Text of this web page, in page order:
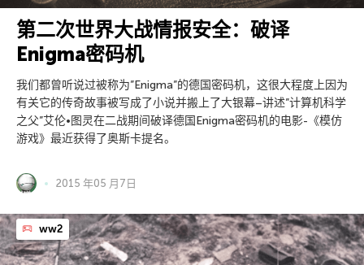
第二次世界大战情报安全：破译
Enigma密码机
我们都曾听说过被称为”Enigma”的德国密码机，这很大程度上因为
有关它的传奇故事被写成了小说并搬上了大银幕–讲述”计算机科学
之父”艾伦•图灵在二战期间破译德国Enigma密码机的电影-《模仿
游戏》最近获得了奥斯卡提名。
2015 年05 月7日
ww2